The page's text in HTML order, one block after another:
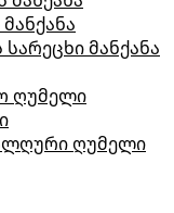
მანქანა
ღუმელი
ღუმელი